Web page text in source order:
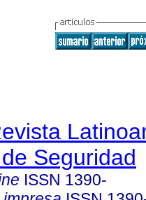
Seguridad
ISSN 1390-